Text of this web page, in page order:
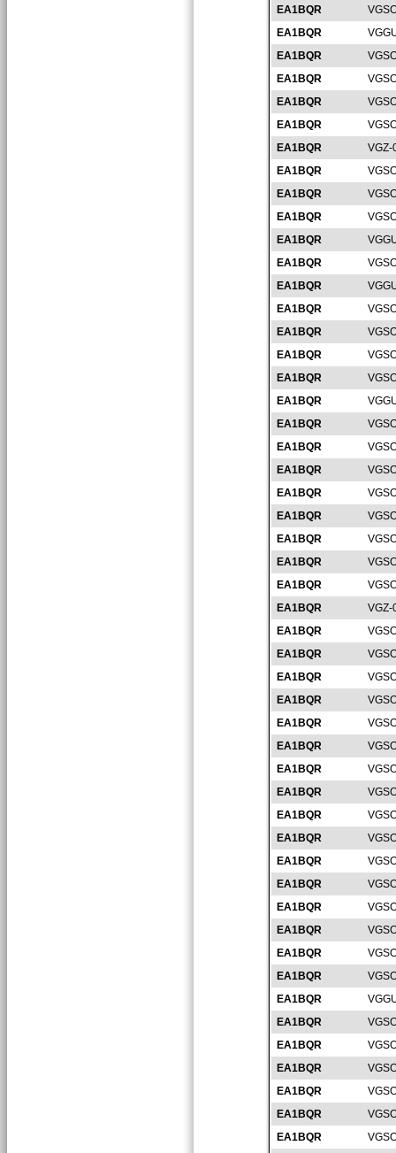
EA1BQR
EA1BQR
EA1BQR
EA1BQR
EA1BQR
EA1BQR
EA1BQR
VGZ-
EA1BQR
EA1BQR
EA1BQR
EA1BQR
EA1BQR
EA1BQR
EA1BQR
EA1BQR
EA1BQR
EA1BQR
EA1BQR
EA1BQR
EA1BQR
EA1BQR
EA1BQR
EA1BQR
EA1BQR
EA1BQR
EA1BQR
EA1BQR
VGZ-
EA1BQR
EA1BQR
EA1BQR
EA1BQR
EA1BQR
EA1BQR
EA1BQR
EA1BQR
EA1BQR
EA1BQR
EA1BQR
EA1BQR
EA1BQR
EA1BQR
EA1BQR
EA1BQR
EA1BQR
EA1BQR
EA1BQR
EA1BQR
EA1BQR
EA1BQR
EA1BQR